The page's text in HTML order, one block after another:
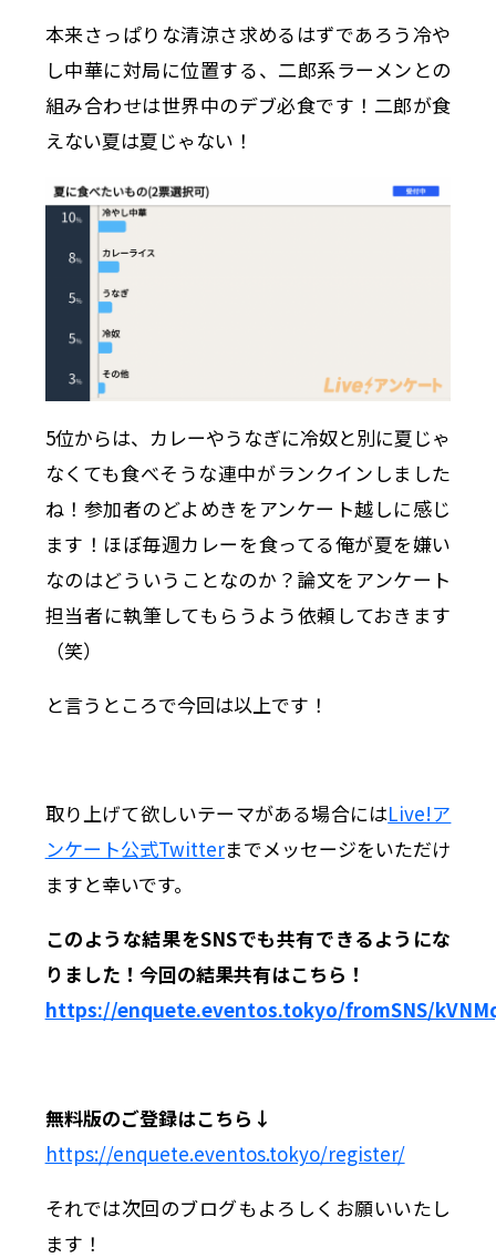
本来さっぱりな清涼さ求めるはずであろう冷や
し中華に対局に位置する、二郎系ラーメンとの
組み合わせは世界中のデブ必食です！二郎が食
えない夏は夏じゃない！
5位からは、カレーやうなぎに冷奴と別に夏じゃ
なくても食べそうな連中がランクインしました
ね！参加者のどよめきをアンケート越しに感じ
ます！ほぼ毎週カレーを食ってる俺が夏を嫌い
なのはどういうことなのか？論文をアンケート
担当者に執筆してもらうよう依頼しておきます
（笑）
と言うところで今回は以上です！
取り上げて欲しいテーマがある場合にはLive!ア
ンケート公式Twitterまでメッセージをいただけ
ますと幸いです。
このような結果をSNSでも共有できるようにな
りました！今回の結果共有はこちら！
https://enquete.eventos.tokyo/fromSNS/
無料版のご登録はこちら↓
https://enquete.eventos.tokyo/register/
それでは次回のブログもよろしくお願いいたし
ます！